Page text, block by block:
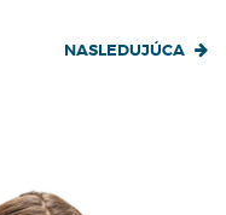
NASLEDUJÚCA